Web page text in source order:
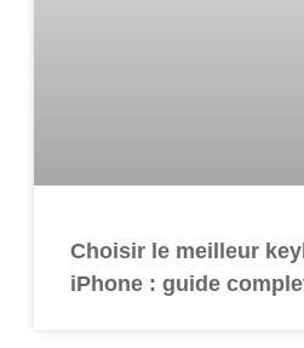
Choisir le meilleur
iPhone : guide